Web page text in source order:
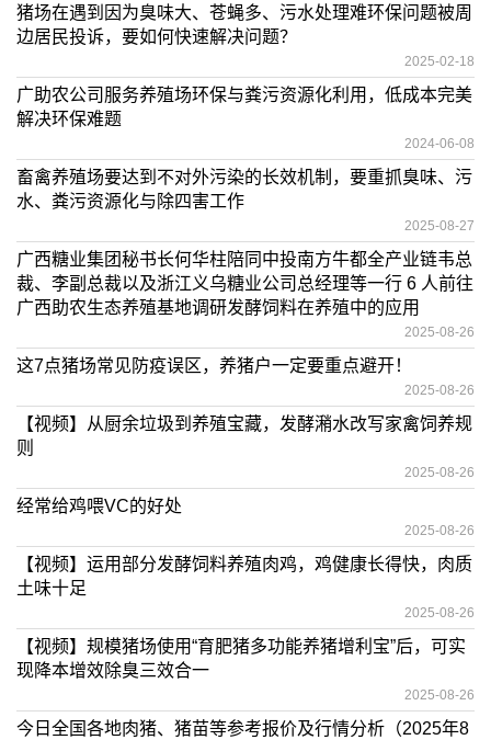
猪场在遇到因为臭味大、苍蝇多、污水处理难环保问题被周
边居民投诉，要如何快速解决问题？
2025-02-18
广助农公司服务养殖场环保与粪污资源化利用，低成本完美
解决环保难题
2024-06-08
畜禽养殖场要达到不对外污染的长效机制，要重抓臭味、污
水、粪污资源化与除四害工作
2025-08-27
广西糖业集团秘书长何华柱陪同中投南方牛都全产业链韦总
裁、李副总裁以及浙江义乌糖业公司总经理等一行 6 人前往
广西助农生态养殖基地调研发酵饲料在养殖中的应用
2025-08-26
这7点猪场常见防疫误区，养猪户一定要重点避开！
2025-08-26
【视频】从厨余垃圾到养殖宝藏，发酵潲水改写家禽饲养规
则
2025-08-26
经常给鸡喂VC的好处
2025-08-26
【视频】运用部分发酵饲料养殖肉鸡，鸡健康长得快，肉质
土味十足
2025-08-26
【视频】规模猪场使用“育肥猪多功能养猪增利宝”后，可实
现降本增效除臭三效合一
2025-08-26
今日全国各地肉猪、猪苗等参考报价及行情分析（2025年8